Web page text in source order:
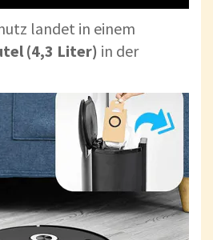
landet in einem
(4,3 Liter) in der